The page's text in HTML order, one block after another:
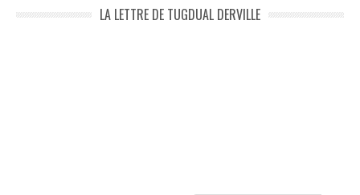
LA LETTRE DE TUGDUAL DERVILLE